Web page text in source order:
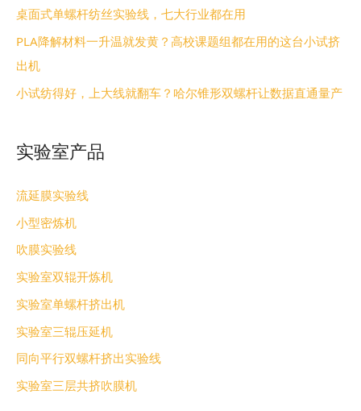
桌面式单螺杆纺丝实验线，七大行业都在用
PLA降解材料一升温就发黄？高校课题组都在用的这台小试挤
出机
小试纺得好，上大线就翻车？哈尔锥形双螺杆让数据直通量产
实验室产品
流延膜实验线
小型密炼机
吹膜实验线
实验室双辊开炼机
实验室单螺杆挤出机
实验室三辊压延机
同向平行双螺杆挤出实验线
实验室三层共挤吹膜机